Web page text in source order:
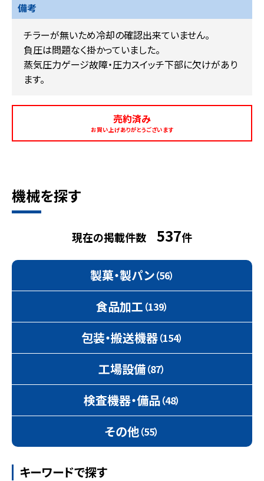
備考
チラーが無いため冷却の確認出来ていません。
負圧は問題なく掛かっていました。
蒸気圧力ゲージ故障・圧力スイッチ下部に欠けがあり
ます。
売約済み
お買い上げありがとうございます
機械を探す
現在の掲載件数 537件
製菓・製パン（56）
食品加工 （139）
包装・搬送機器（154）
工場設備（87）
検査機器・備品（48）
その他（55）
キーワードで探す